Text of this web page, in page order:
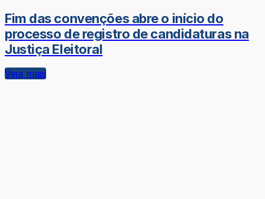
Fim das convenções abre o início do
processo de registro de candidaturas na
Justiça Eleitoral
Veja mais